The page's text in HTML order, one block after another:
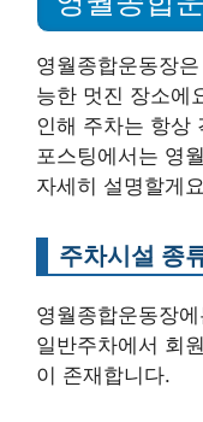
영월종합운동장
능한 멋진 장소에
인해 주차는 항상
포스팅에서는 영
자세히 설명할게
주차시설 종
영월종합운동장
일반주차에서 회
이 존재합니다.